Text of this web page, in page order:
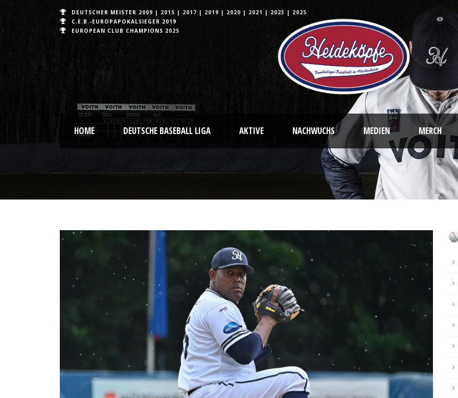
DEUTSCHER MEISTER 2009 | 2015 | 2017 | 2019 | 2020 | 2021 | 2023 | 2025
C.E.B.-EUROPAPOKALSIEGER 2019
EUROPEAN CLUB CHAMPIONS 2025
HOME DEUTSCHE BASEBALL LIGA AKTIVE NACHWUCHS MEDIEN MERCH